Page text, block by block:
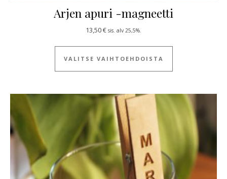
Arjen apuri -magneetti
13,50€ sis. alv 25,5%.
VALITSE VAIHTOEHDOISTA
Tällä tuotteella